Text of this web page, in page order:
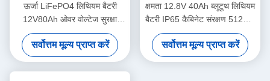
ऊर्जा LiFePO4 लिथियम बैटरी
12V80Ah ओवर वोल्टेज सुरक्षा
14.6V
सर्वोत्तम मूल्य प्राप्त करें
क्षमता 12.8V 40Ah ब्लूटूथ लिथियम
बैटरी IP65 कैबिनेट संरक्षण 512Wh
ऊर्जा
सर्वोत्तम मूल्य प्राप्त करें